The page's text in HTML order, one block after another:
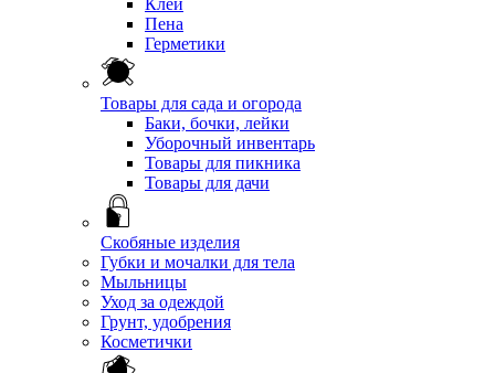
Клей
Пена
Герметики
Товары для сада и огорода
Баки, бочки, лейки
Уборочный инвентарь
Товары для пикника
Товары для дачи
Скобяные изделия
Губки и мочалки для тела
Мыльницы
Уход за одеждой
Грунт, удобрения
Косметички